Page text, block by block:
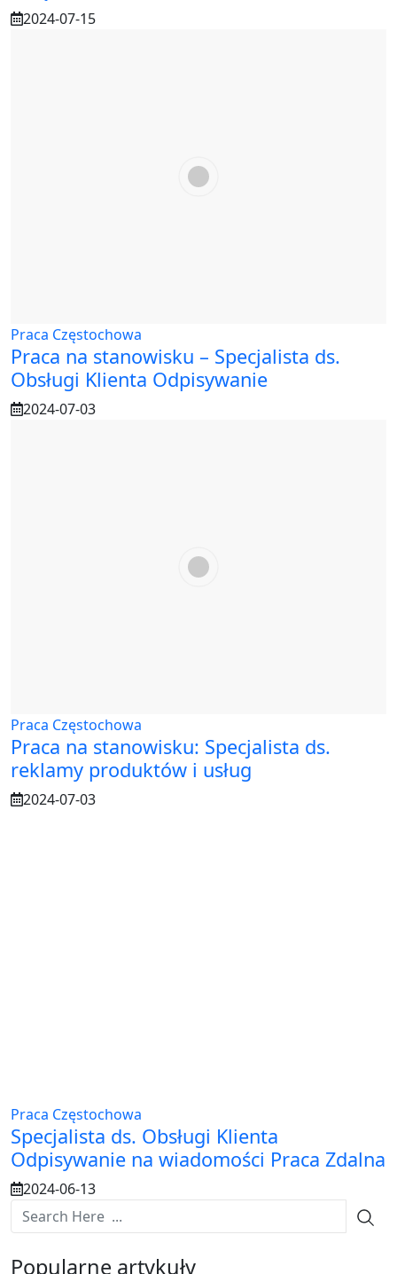
2024-07-15
Praca Częstochowa
Praca na stanowisku – Specjalista ds.
Obsługi Klienta Odpisywanie
2024-07-03
Praca Częstochowa
Praca na stanowisku: Specjalista ds.
reklamy produktów i usług
2024-07-03
Praca Częstochowa
Specjalista ds. Obsługi Klienta
Odpisywanie na wiadomości Praca Zdalna
2024-06-13
Popularne artykuły